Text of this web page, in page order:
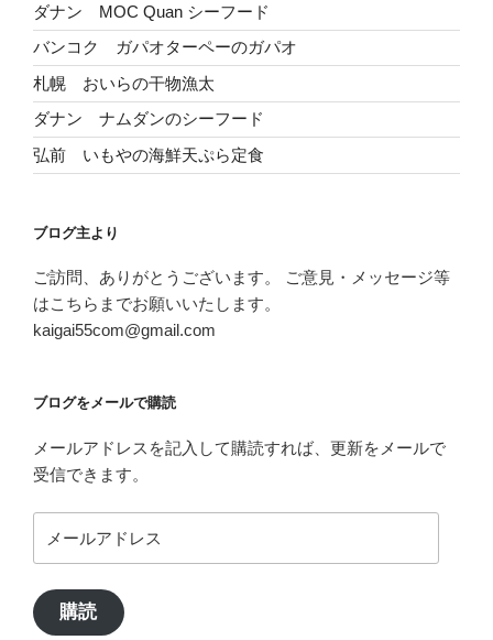
ダナン MOC Quan シーフード
バンコク ガパオターペーのガパオ
札幌 おいらの干物漁太
ダナン ナムダンのシーフード
弘前 いもやの海鮮天ぷら定食
ブログ主より
ご訪問、ありがとうございます。 ご意見・メッセージ等
はこちらまでお願いいたします。
kaigai55com@gmail.com
ブログをメールで購読
メールアドレスを記入して購読すれば、更新をメールで
受信できます。
ー
ア
ド
購読